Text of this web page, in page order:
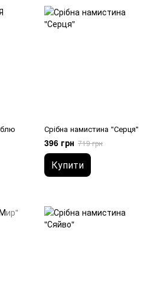
Срібна намистина "Серця"
396 грн 719 грн
Купити